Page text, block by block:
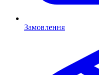
Замовлення